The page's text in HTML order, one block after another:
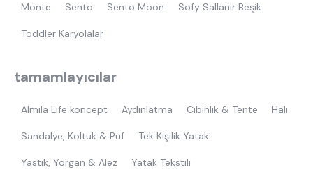
Monte Sento Sento Moon Sofy Sallanır Beşik
Toddler Karyolalar
tamamlayıcılar
Almila Life koncept Aydınlatma Cibinlik & Tente Halı
Sandalye, Koltuk & Puf Tek Kişilik Yatak
Yastık, Yorgan & Alez Yatak Tekstili